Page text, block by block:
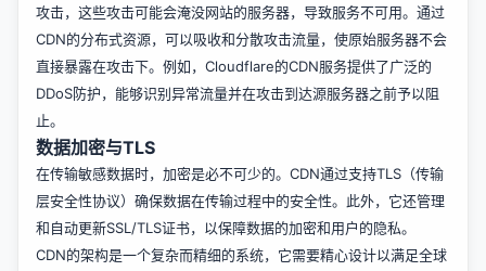
攻击，这些攻击可能会淹没网站的服务器，导致服务不可用。通过
CDN的分布式资源，可以吸收和分散攻击流量，使原始服务器不会
直接暴露在攻击下。例如，Cloudflare的CDN服务提供了广泛的
DDoS防护，能够识别异常流量并在攻击到达源服务器之前予以阻
止。
数据加密与TLS
在传输敏感数据时，加密是必不可少的。CDN通过支持TLS（传输
层安全性协议）确保数据在传输过程中的安全性。此外，它还管理
和自动更新SSL/TLS证书，以保障数据的加密和用户的隐私。
CDN的架构是一个复杂而精细的系统，它需要精心设计以满足全球